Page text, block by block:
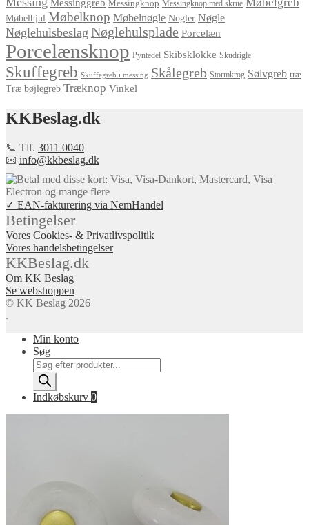
Messinggreb Messingknop Messingknop med skrue
Møbelhjul Møbelknop Møbelnøgle Nogler Nøgle
Nøglehulsbeslag Nøglehulsplade Porcelæn
Porcelænsknop Pyntedel Skibsklokke Skudrigle
Skuffegreb Skuffegreb i messing Skålegreb Stormkrog Sølvgreb træ
Træ bøjlegreb Træknop Vinkel
KKBeslag.dk
📞 Tlf. 3011 0040
📧 info@kkbeslag.dk
✓ EAN-fakturering via NemHandel
Betingelser
Vores Cookies- & Privatlivspolitik
Vores handelsbetingelser
KKBeslag.dk
Om KK Beslag
Se webshoppen
© KK Beslag 2026
.
Min konto
Søg
Products
search
Indkøbskurv 0